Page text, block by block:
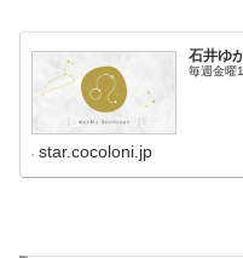
石井ゆ
毎週金曜
star.cocoloni.jp